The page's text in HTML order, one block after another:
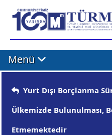
Menü
Yurt Dışı Borçlanma
Ülkemizde Bulunulması,
Etmemektedir